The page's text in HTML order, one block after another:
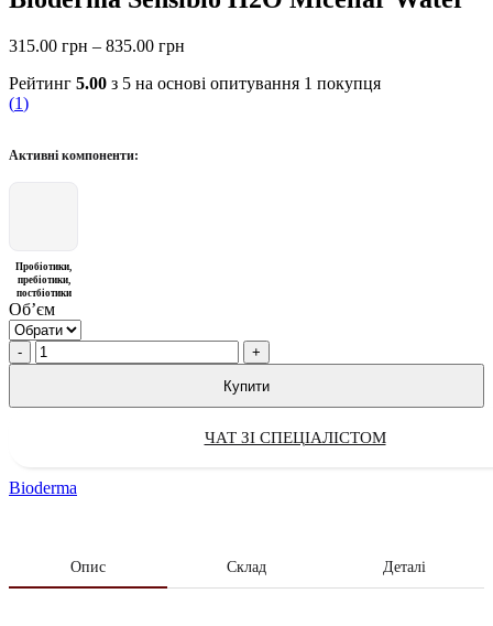
315.00 грн – 835.00 грн
315.00 грн
Рейтинг 5.00 з 5 на основі опитування 1 покупця
(1)
Активні компоненти:
Пробіотики,
пребіотики,
постбіотики
Обʼєм
Quantity
Купити
ЧАТ ЗІ СПЕЦІАЛІСТОМ
Bioderma
Опис Склад Деталі